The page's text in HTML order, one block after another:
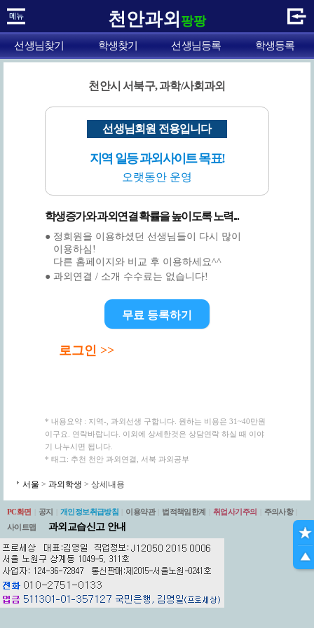
천안과외 팡팡
선생님찾기 학생찾기 선생님등록 학생등록
천안시 서북구, 과학/사회과외
선생님회원 전용입니다
지역 일등 과외사이트 목표!
오랫동안 운영
학생증가와 과외연결 확률을 높이도록 노력...
● 정회원을 이용하셨던 선생님들이 다시 많이
이용하심!
다른 홈페이지와 비교 후 이용하세요^^
● 과외연결 / 소개 수수료는 없습니다!
무료 등록하기
로그인 >>
* 내용요약 : 지역-, 과외선생 구합니다. 원하는 비용은 31~40만원
이구요. 연락바랍니다. 이외에 상세한것은 상담연락 하실 때 이야
기 나누시면 됩니다.
* 태그: 추천 천안 과외연결, 서북 과외공부
서울 > 과외학생 > 상세내용
PC화면 공지 개인정보취급방침 이용약관 법적책임한계 취업사기주의 주의사항
사이트맵
과외교습신고 안내